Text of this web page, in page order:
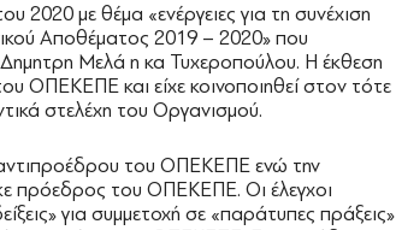
2020 με θέμα «ενέργειες για τη συνέχιση
Αποθέματος 2019 – 2020» που
Μελά η κα Τυχεροπούλου. Η έκθεση
ΟΠΕΚΕΠΕ και είχε κοινοποιηθεί στον τότε
στελέχη του Οργανισμού.
αντιπροέδρου του ΟΠΕΚΕΠΕ ενώ την
πρόεδρος του ΟΠΕΚΕΠΕ. Οι έλεγχοι
για συμμετοχή σε «παράτυπες πράξεις»